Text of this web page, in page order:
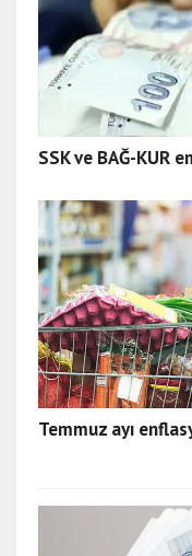
SSK ve BAĞ-KUR
Temmuz ayı